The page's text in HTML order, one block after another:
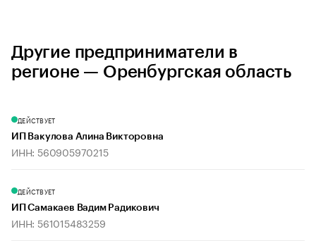
Другие предприниматели в
регионе — Оренбургская область
ДЕЙСТВУЕТ
ИП Вакулова Алина Викторовна
ИНН: 560905970215
ДЕЙСТВУЕТ
ИП Самакаев Вадим Радикович
ИНН: 561015483259